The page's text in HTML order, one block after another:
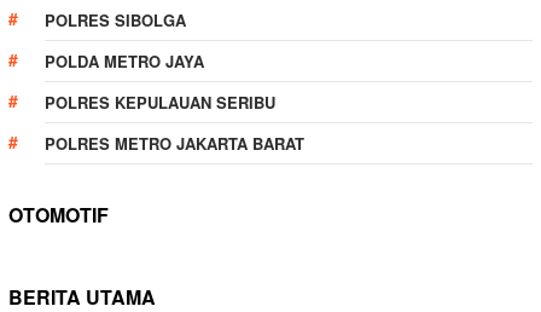
POLRES SIBOLGA
POLDA METRO JAYA
POLRES KEPULAUAN SERIBU
POLRES METRO JAKARTA BARAT
OTOMOTIF
BERITA UTAMA